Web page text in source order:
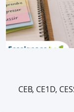
CEB, CE1D,